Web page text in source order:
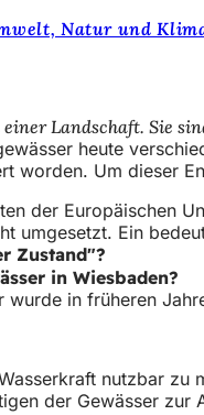
Natur und
Landschaft. Sie
heute
worden. Um dieser
der Europäischen
umgesetzt. Ein
Zustand"?
in Wiesbaden?
wurde in früheren
nutzbar zu
der Gewässer zur